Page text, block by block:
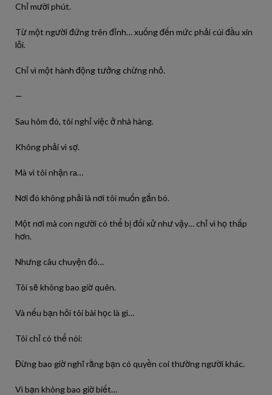
Chỉ mười phút.
Từ một người đứng trên đỉnh… xuống đến mức phải cúi đầu xin
lỗi.
Chỉ vì một hành động tưởng chừng nhỏ.
—
Sau hôm đó, tôi nghỉ việc ở nhà hàng.
Không phải vì sợ.
Mà vì tôi nhận ra…
Nơi đó không phải là nơi tôi muốn gắn bó.
Một nơi mà con người có thể bị đối xử như vậy… chỉ vì họ thấp
hơn.
Nhưng câu chuyện đó…
Tôi sẽ không bao giờ quên.
Và nếu bạn hỏi tôi bài học là gì…
Tôi chỉ có thể nói:
Đừng bao giờ nghĩ rằng bạn có quyền coi thường người khác.
Vì bạn không bao giờ biết…